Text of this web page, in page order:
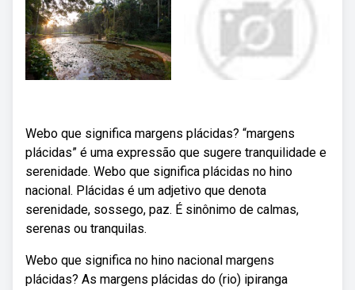
Webo que significa margens plácidas? “margens
plácidas” é uma expressão que sugere tranquilidade e
serenidade. Webo que significa plácidas no hino
nacional. Plácidas é um adjetivo que denota
serenidade, sossego, paz. É sinônimo de calmas,
serenas ou tranquilas.
Webo que significa no hino nacional margens
plácidas? As margens plácidas do (rio) ipiranga